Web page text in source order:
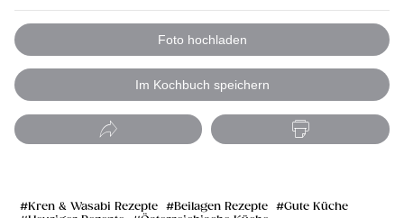
Foto hochladen
Im Kochbuch speichern
Kren & Wasabi Rezepte Beilagen Rezepte
Gute Küche